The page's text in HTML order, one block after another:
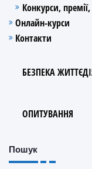
Конкурси, премії,
Онлайн-курси
Контакти
БЕЗПЕКА
ОПИТУВАННЯ
Пошук